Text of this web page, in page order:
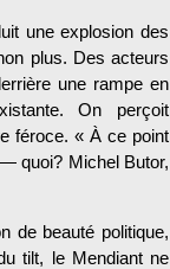
une explosion des
plus. Des acteurs
une rampe en
On perçoit
féroce. « À ce point
quoi? Michel Butor,
de beauté politique,
tilt, le Mendiant ne